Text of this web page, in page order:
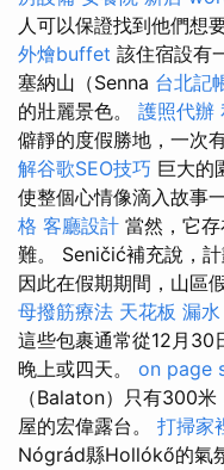
人可以保證找到他們想
外燴buffet 該住宿設有
塞納山（Senna 台北記
的壯麗景色。 護照代辦
僻靜的度假勝地，一次
解谷歌SEO技巧 巨大的
使整個心情像滴入故事
格 客廳設計 當然，它
難。 Seničić補充說，
因此在假期期間，山區
母撥筋療法 天花板 漏
這些包裹通常從12月30
晚上或四天。 on page
（Balaton）只有300
屋的宏偉露台。 打掃家
Nógrád縣Hollókő的氣